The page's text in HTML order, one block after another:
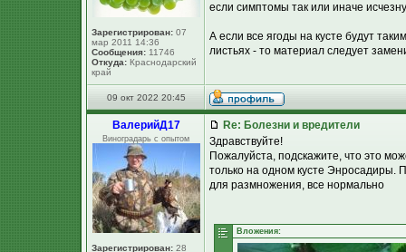
Зарегистрирован: 07
мар 2011 14:36
Сообщения: 11746
Откуда: Краснодарский
край
если симптомы так или иначе
А если все ягоды на кусте будут
листьях - то материал следует
09 окт 2022 20:45
ВалерийД17
Виноградарь с опытом
Зарегистрирован: 28
Re: Болезни и вредители
Здравствуйте!
Пожалуйста, подскажите, что это
только на одном кусте Энросадиры.
для размножения, все нормально
Вложения: